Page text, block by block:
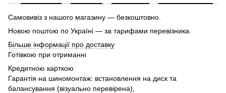
Самовивіз з нашого магазину — безкоштовно.
Новою поштою по Україні — за тарифами перевізника.
Більше інформації про доставку
Готівкою при отриманні
Кредитною карткою
Гарантія на шиномонтаж: встановлення на диск та
балансування (візуально перевірена),